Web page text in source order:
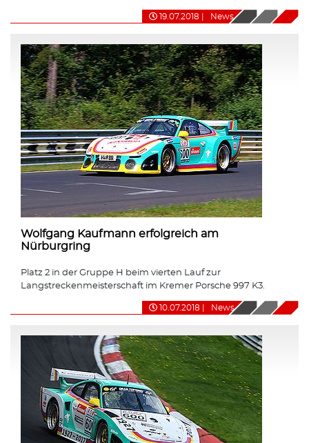
19.07.2018 News
Wolfgang Kaufmann erfolgreich am
Nürburgring
Platz 2 in der Gruppe H beim vierten Lauf zur
Langstreckenmeisterschaft im Kremer Porsche 997 K3.
10.07.2018 News